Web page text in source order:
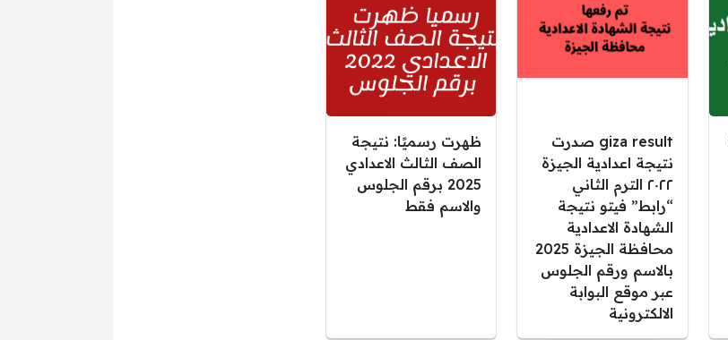
giza result صدرت
نتيجة اعدادية الجيزة
٢٠٢٢ الترم الثاني
“رابط” فيتو نتيجة
الشهادة الاعدادية
محافظة الجيزة 2025
بالاسم ورقم الجلوس
عبر موقع البوابة
الالكترونية
ظهرت رسميًا: نتيجة
الصف الثالث الاعدادي
2025 برقم الجلوس
والاسم فقط